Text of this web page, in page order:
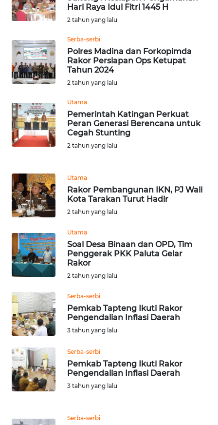
Hari Raya Idul Fitri 1445 H
2 tahun yang lalu
Serba-serbi
Polres Madina dan Forkopimda
Rakor Persiapan Ops Ketupat
Tahun 2024
2 tahun yang lalu
Utama
Pemerintah Katingan Perkuat
Peran Generasi Berencana untuk
Cegah Stunting
2 tahun yang lalu
Utama
Rakor Pembangunan IKN, PJ Wali
Kota Tarakan Turut Hadir
2 tahun yang lalu
Utama
Soal Desa Binaan dan OPD, Tim
Penggerak PKK Paluta Gelar
Rakor
2 tahun yang lalu
Serba-serbi
Pemkab Tapteng Ikuti Rakor
Pengendalian Inflasi Daerah
3 tahun yang lalu
Serba-serbi
Pemkab Tapteng Ikuti Rakor
Pengendalian Inflasi Daerah
3 tahun yang lalu
Serba-serbi
WN DELI
WN
TEBING
TINGGI
PAKPAK
WN
KARAWANG
BEKASI
WN
BOGOR
WN
DEPOK
WN
UTARA
WN
SAMOSIR
WN
PADANG
LAWAS
SUMEDANG